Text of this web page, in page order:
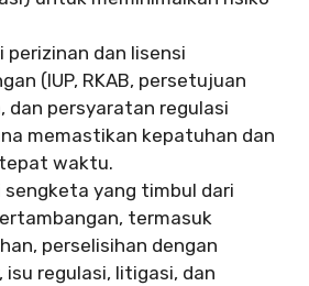
perizinan dan lisensi
(IUP, RKAB, persetujuan
dan persyaratan regulasi
memastikan kepatuhan dan
waktu.
sengketa yang timbul dari
termasuk
perselisihan dengan
regulasi, litigasi, dan